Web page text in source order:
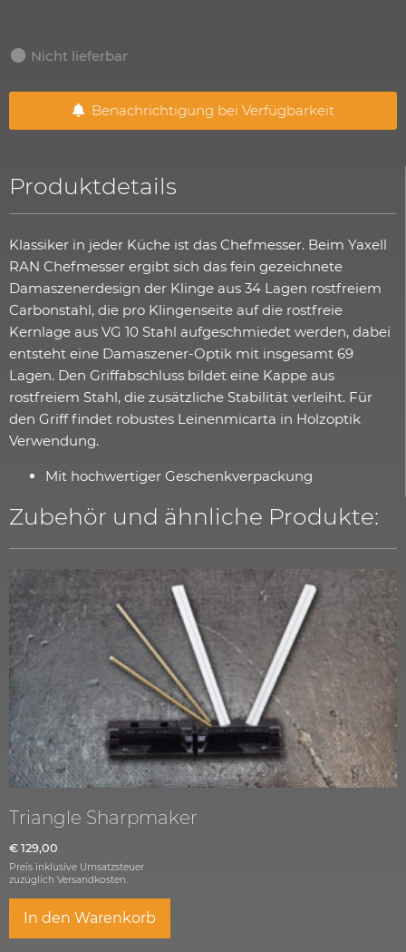
Nicht lieferbar
Benachrichtigung bei Verfügbarkeit
Produktdetails
Klassiker in jeder Küche ist das Chefmesser. Beim Yaxell
RAN Chefmesser ergibt sich das fein gezeichnete
Damaszenerdesign der Klinge aus 34 Lagen rostfreiem
Carbonstahl, die pro Klingenseite auf die rostfreie
Kernlage aus VG 10 Stahl aufgeschmiedet werden, dabei
entsteht eine Damaszener-Optik mit insgesamt 69
Lagen. Den Griffabschluss bildet eine Kappe aus
rostfreiem Stahl, die zusätzliche Stabilität verleiht. Für
den Griff findet robustes Leinenmicarta in Holzoptik
Verwendung.
Mit hochwertiger Geschenkverpackung
Zubehör und ähnliche Produkte:
Triangle Sharpmaker
€ 129,00
Preis inklusive Umsatzsteuer
zuzüglich Versandkosten.
In den Warenkorb